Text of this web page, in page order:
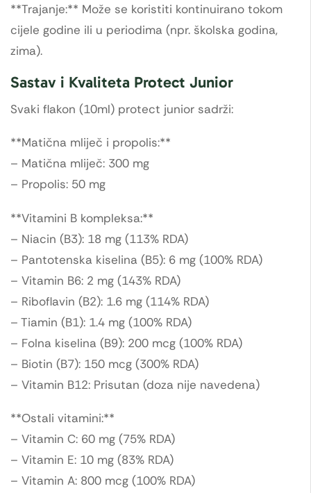
**Trajanje:** Može se koristiti kontinuirano tokom
cijele godine ili u periodima (npr. školska godina,
zima).
Sastav i Kvaliteta Protect Junior
Svaki flakon (10ml) protect junior sadrži:
**Matična mliječ i propolis:**
– Matična mliječ: 300 mg
– Propolis: 50 mg
**Vitamini B kompleksa:**
– Niacin (B3): 18 mg (113% RDA)
– Pantotenska kiselina (B5): 6 mg (100% RDA)
– Vitamin B6: 2 mg (143% RDA)
– Riboflavin (B2): 1.6 mg (114% RDA)
– Tiamin (B1): 1.4 mg (100% RDA)
– Folna kiselina (B9): 200 mcg (100% RDA)
– Biotin (B7): 150 mcg (300% RDA)
– Vitamin B12: Prisutan (doza nije navedena)
**Ostali vitamini:**
– Vitamin C: 60 mg (75% RDA)
– Vitamin E: 10 mg (83% RDA)
– Vitamin A: 800 mcg (100% RDA)